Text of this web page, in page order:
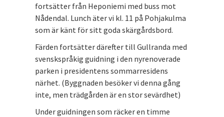
fortsätter från Heponiemi med buss mot
Nådendal. Lunch äter vi kl. 11 på Pohjakulma
som är känt för sitt goda skärgårdsbord.
Färden fortsätter därefter till Gullranda med
svenskspråkig guidning i den nyrenoverade
parken i presidentens sommarresidens
närhet. (Byggnaden besöker vi denna gång
inte, men trädgården är en stor sevärdhet)
Under guidningen som räcker en timme